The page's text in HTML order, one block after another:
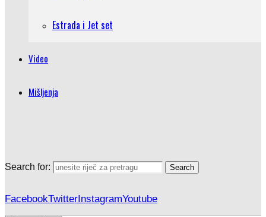
Estrada i Jet set
Video
Mišljenja
Search for: Search
FacebookTwitterInstagramYoutube